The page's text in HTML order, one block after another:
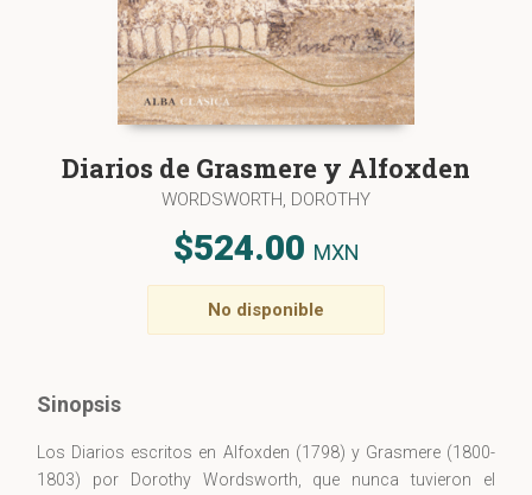
Diarios de Grasmere y Alfoxden
WORDSWORTH, DOROTHY
$524.00 MXN
No disponible
Sinopsis
Los Diarios escritos en Alfoxden (1798) y Grasmere (1800-
1803) por Dorothy Wordsworth, que nunca tuvieron el